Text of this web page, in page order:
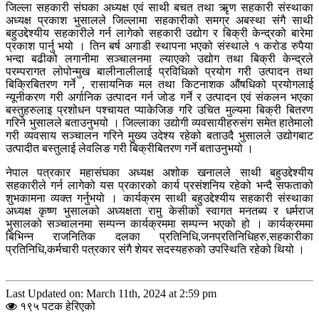
जिल्ला सहकारी संघका अध्यक्ष एवं साथी बचत तथा ऋृण सहकारी संस्थाका
अध्यक्ष प्रकाश भुसालले जिल्लामा सहकारीको समग्र अबस्था संगै साथी
बहुउद्देश्यीय सहकारीले गर्न लागेको सहकारी उद्योग र बिक्री केन्द्रको बारेमा
प्रकाश पार्नु भयो । तिन बर्ष अगाडी स्थापना भएको संस्थाले १ करोड रुपैया
भन्दा बढीको लगानीमा सञ्चालनमा ल्याएको उद्योग तथा बिक्री केन्द्रले
परम्परागत लोपोन्मुख बालीनालीलाई प्रविधिको प्रयोग गरी उत्पादन तथा
बिक्रिबितरण गर्ने , रासायनिक मल तथा किटनाशक औंषधिको प्रयोगलाई
न्यूनीकरण गरी अर्गानिक उत्पादन गर्न जोड गर्ने र उत्पादन एवं संकलन भएका
बस्तुहरुलाइ प्रशोधन पश्चायत प्याकेजिङ गरि उचित मुल्यमा बिक्री बितरण
गरिने भुसालले बताउनुभयो । जिल्लाका उद्योगी व्यवसायीहरुसंग समेत हातेमालो
गरी व्यवसाय सञ्चालन गरिने मुख्य उदेश्य रहेको बताउदै भुसालले उद्योगबाट
उत्पादीत बस्तुलाई लेवलिङ गरी बिक्रीबितरण गर्ने बताउनुभयो ।
नेपाल पत्रकार महासंघका अध्यक्ष अशोक खनालले साथी बहुउद्देश्यीय
सहकारीले गर्न लागेको यस प्रकारको कार्य प्रसंशनिय रहेको भन्दै सफताको
शुभकामना व्यक्त गर्नुभयो । कार्यक्रम साथी बहुउद्देश्यीय सहकारी संस्थाका
अध्यक्ष कृष्ण भुसालको अध्यक्षता रामु केसीको स्वागत मनतब्य र धर्मराज
भुसालको सञ्चालनमा सम्पन्न कार्यक्रममा सम्पन्न भएको हो । कार्यक्रममा
बिभिन्न राजनितिक दलका प्रतिनिधि,जनप्रतिनिधिहरु,सहकारीका
प्रतिनिधि,कर्मचारी पत्रकार संगै शेयर सदस्यहरुको उपस्थिति रहेको थियो ।
Last Updated on: March 11th, 2024 at 2:59 pm
१९५ पटक हेरिएको